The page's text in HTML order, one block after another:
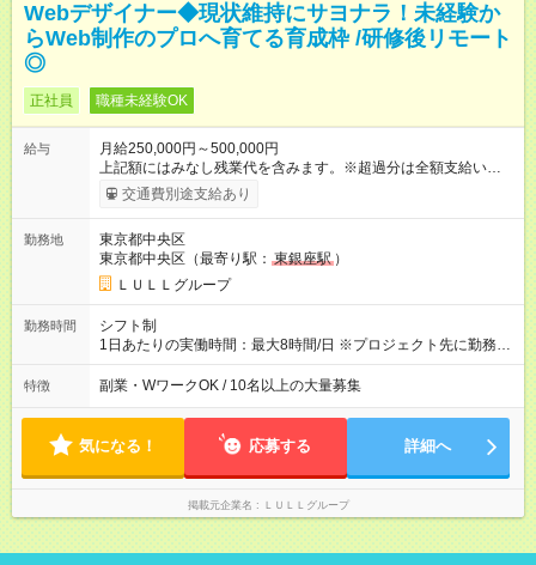
Webデザイナー◆現状維持にサヨナラ！未経験か
らWeb制作のプロへ育てる育成枠 /研修後リモート
◎
正社員 職種未経験OK
給与
月給250,000円～500,000円
上記額にはみなし残業代を含みます。※超過分は全額支給いたし
ます。 みなし残業代 21,675円／月 みなし残業時間 12時間／月 -
------------------------------------------------------- ≪経験者の方は以下と
万円～＋業績賞与＋交通費＋各種手当 ※固定残業代（30時間/6
万6，610円分）を含む。超過分は追加支給いたします 能力やス
キルを考慮し初任給を決定。経験者の方は前給考慮も可能で
す！ ◎昇給年1回（研修終了後） ◎賞与年2回（2月・8月）＋業
績賞与あり ◤スキルアップも、収入アップも。◢ 入社後の成長
や頑張りは、しっかり給与で還元しています。 実際にほぼ全員
上アップした社員も。 エンジニアへの還元率は業界高水準の
87％。 スキルを磨いた分だけ、収入アップも目指せる環境で
す！ 【試用期間】試用期間あり 試用期間の長さ：6ヶ月 ※ 雇用
形態と給与に、本採用時と異なる部分があります。 雇用形態：
中途採用（契約社員） 給与：月給 230,000円以上 上記額にはみ
なし残業代を含みます。※超過分は全額支給いたします。 みな
別途支給いたします ※研修期間中（最大12ヶ月間）も、試用期
交通費別途支給あり
勤務地
東京都中央区
東京都中央区（最寄り駅： 東銀座駅 ）
ＬＵＬＬグループ
勤務時間
シフト制
1日あたりの実働時間：最大8時間/日 ※プロジェクト先に勤務時
間は異なります 【シフト例】 ・10時00分～19時00分 ・9時00
分～18時00分 平均残業時間：月10時間以内
特徴 副業・WワークOK / 10名以上の大量募集
気になる！ 応募する 詳細へ
掲載元企業名 ＬＵＬＬグループ